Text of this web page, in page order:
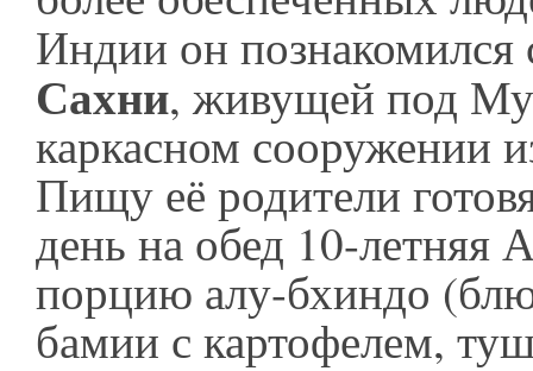
Индии он познакомился
Сахни, живущей под
каркасном сооружении
Пищу её родители
день на обед 10-летняя
порцию алу-бхиндо
бамии с картофелем,